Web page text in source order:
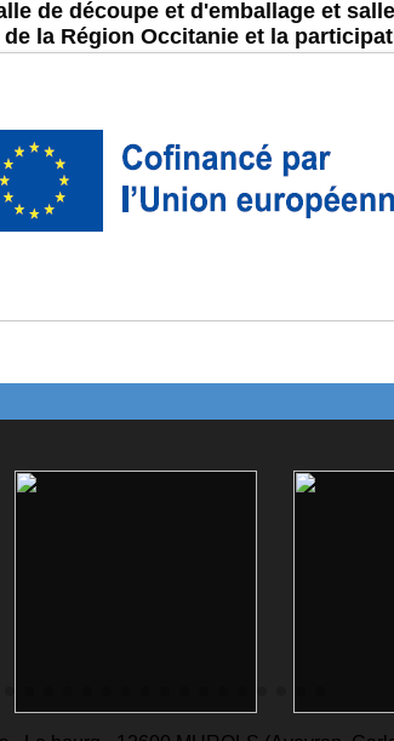
de découpe et d'emballage et
la Région Occitanie et la